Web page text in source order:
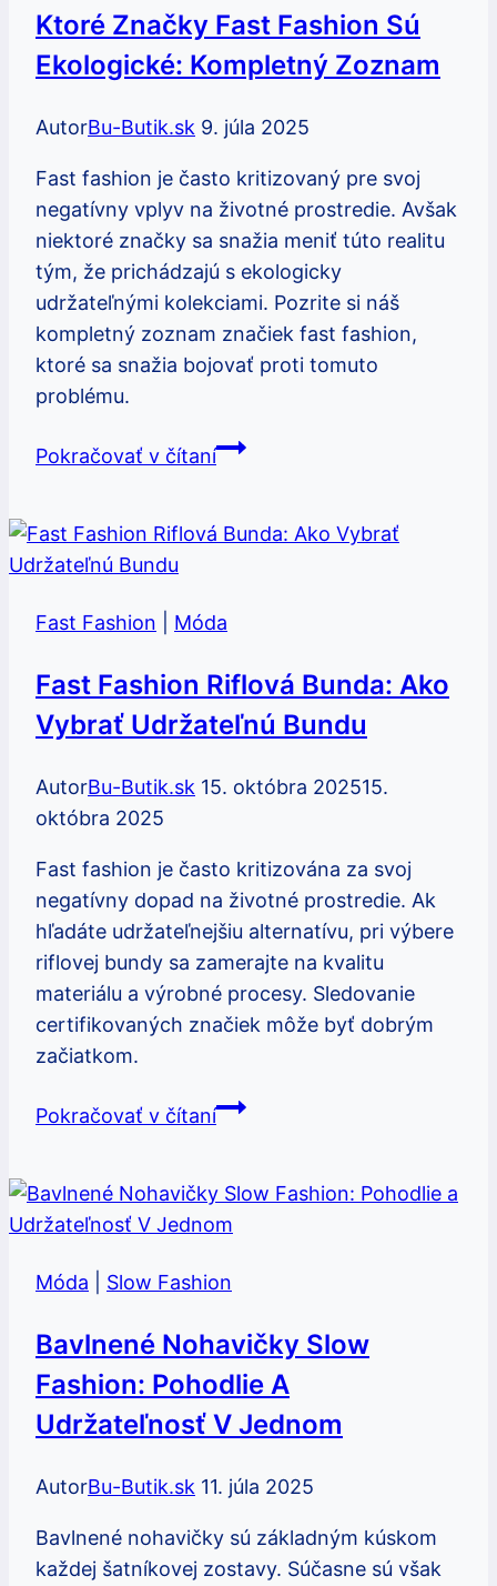
skutečná
kvalita?
přehled)
Ktoré Značky Fast Fashion Sú
Ekologické: Kompletný Zoznam
AutorBu-Butik.sk 9. júla 2025
Fast fashion je často kritizovaný pre svoj
negatívny vplyv na životné prostredie. Avšak
niektoré značky sa snažia meniť túto realitu
tým, že prichádzajú s ekologicky
udržateľnými kolekciami. Pozrite si náš
kompletný zoznam značiek fast fashion,
ktoré sa snažia bojovať proti tomuto
problému.
Pokračovať v čítaníKtoré
fashion
Kompletný
Fast Fashion Móda
Fast Fashion Riflová Bunda: Ako
Vybrať Udržateľnú Bundu
AutorBu-Butik.sk 15. októbra 202515.
októbra 2025
Fast fashion je často kritizována za svoj
negatívny dopad na životné prostredie. Ak
hľadáte udržateľnejšiu alternatívu, pri výbere
riflovej bundy sa zamerajte na kvalitu
materiálu a výrobné procesy. Sledovanie
certifikovaných značiek môže byť dobrým
začiatkom.
Pokračovať v čítaníFast
bunda:
Ako
udržateľnú
Móda Slow Fashion
Bavlnené Nohavičky Slow
Fashion: Pohodlie A
Udržateľnosť V Jednom
AutorBu-Butik.sk 11. júla 2025
Bavlnené nohavičky sú základným kúskom
každej šatníkovej zostavy. Súčasne sú však